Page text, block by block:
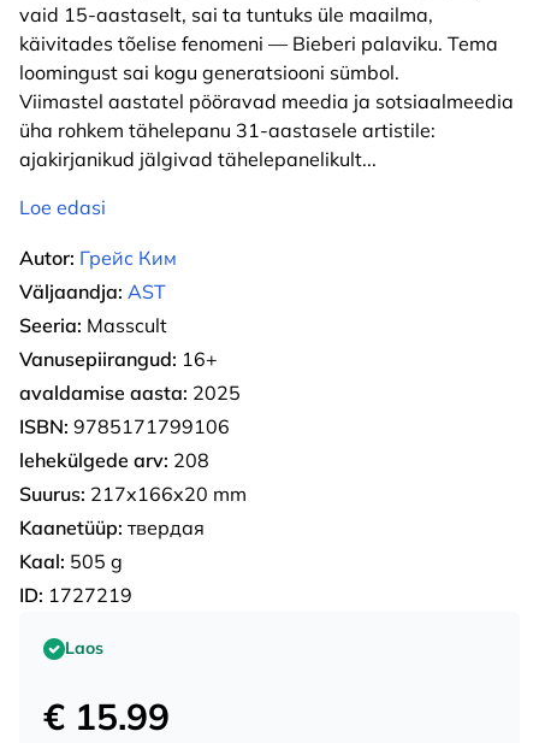
vaid 15-aastaselt, sai ta tuntuks üle maailma,
käivitades tõelise fenomeni — Bieberi palaviku. Tema
loomingust sai kogu generatsiooni sümbol.
Viimastel aastatel pööravad meedia ja sotsiaalmeedia
üha rohkem tähelepanu 31-aastasele artistile:
ajakirjanikud jälgivad tähelepanelikult...
Loe edasi
Autor: Грейс Ким
Väljaandja: AST
Seeria: Masscult
Vanusepiirangud: 16+
avaldamise aasta: 2025
ISBN: 9785171799106
lehekülgede arv: 208
Suurus: 217x166x20 mm
Kaanetüüp: твердая
Kaal: 505 g
ID: 1727219
Laos
€ 15.99